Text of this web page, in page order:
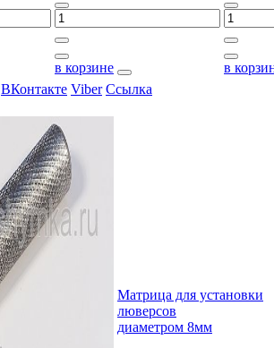
в корзине
в
ВКонтакте Viber Ссылка
Матрица для установки
люверсов
диаметром 8мм